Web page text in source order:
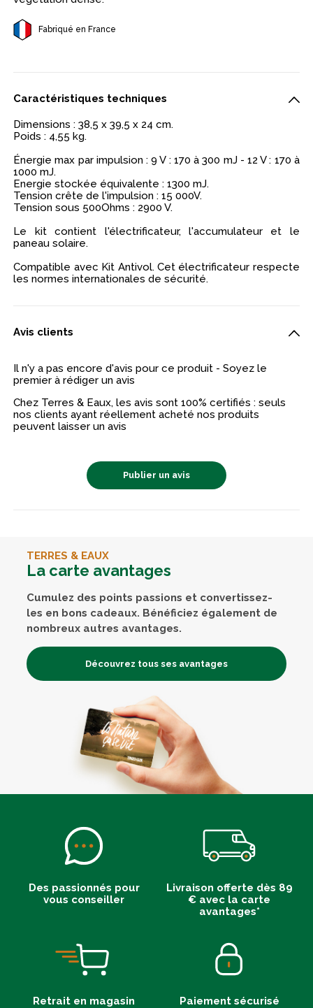
Fabriqué en France
Caractéristiques techniques
Dimensions : 38,5 x 39,5 x 24 cm.
Poids : 4,55 kg.
Énergie max par impulsion : 9 V : 170 à 300 mJ - 12 V : 170 à
1000 mJ.
Energie stockée équivalente : 1300 mJ.
Tension crête de l'impulsion : 15 000V.
Tension sous 500Ohms : 2900 V.
Le kit contient l'électrificateur, l'accumulateur et le
paneau solaire.
Compatible avec Kit Antivol. Cet électrificateur respecte
les normes internationales de sécurité.
Avis clients
Il n'y a pas encore d'avis pour ce produit - Soyez le
premier à rédiger un avis
Chez Terres & Eaux, les avis sont 100% certifiés : seuls
nos clients ayant réellement acheté nos produits
peuvent laisser un avis
Publier un avis
TERRES & EAUX
La carte avantages
Cumulez des points passions et convertissez-
les en bons cadeaux. Bénéficiez également de
nombreux autres avantages.
Découvrez tous ses avantages
Des passionnés pour
vous conseiller
Livraison offerte dès 89
€ avec la carte
avantages*
Retrait en magasin Paiement sécurisé